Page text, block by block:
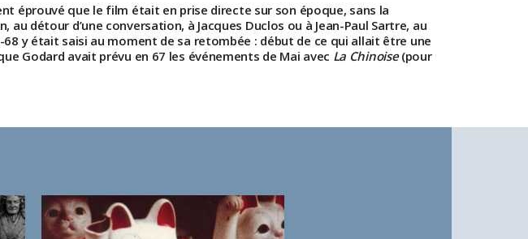
éprouvé que le film était en prise directe sur son époque, sans la
détour d’une conversation, à Jacques Duclos ou à Jean-Paul Sartre, au
y était saisi au moment de sa retombée : début de ce qui allait être une
Godard avait prévu en 67 les événements de Mai avec La Chinoise(pour